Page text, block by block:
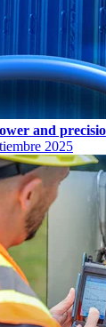
and
2025